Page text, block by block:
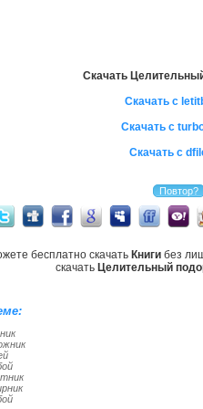
Скачать
Скачать с
Скачать с
Скачать с
бесплатно скачать Книгибез
скачать Целительный